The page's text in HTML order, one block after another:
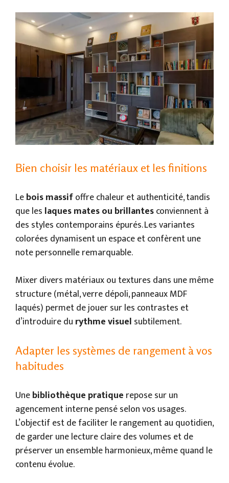
Bien choisir les matériaux et les finitions
Lebois massifoffre chaleur et authenticité, tandis
que les laques mates ou brillantesconviennent à
des styles contemporains épurés. Les variantes
colorées dynamisent un espace et confèrent une
note personnelle remarquable.
Mixer divers matériaux ou textures dans une même
structure (métal, verre dépoli, panneaux MDF
laqués) permet de jouer sur les contrastes et
d’introduire du rythme visuel subtilement.
Adapter les systèmes de rangement à vos
habitudes
Unebibliothèque pratique repose sur un
agencement interne pensé selon vos usages.
L’objectif est de faciliter le rangement au quotidien,
de garder une lecture claire des volumes et de
préserver un ensemble harmonieux, même quand le
contenu évolue.